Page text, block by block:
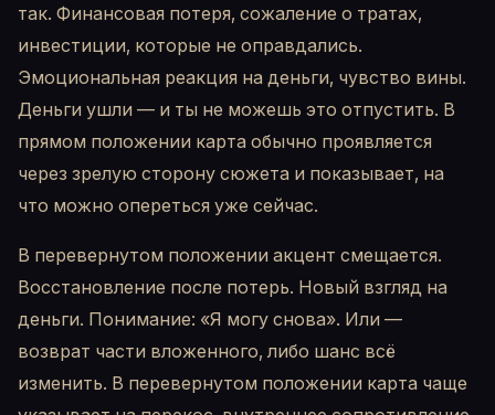
так. Финансовая потеря, сожаление о тратах,
инвестиции, которые не оправдались.
Эмоциональная реакция на деньги, чувство вины.
Деньги ушли — и ты не можешь это отпустить. В
прямом положении карта обычно проявляется
через зрелую сторону сюжета и показывает, на
что можно опереться уже сейчас.
В перевернутом положении акцент смещается.
Восстановление после потерь. Новый взгляд на
деньги. Понимание: «Я могу снова». Или —
возврат части вложенного, либо шанс всё
изменить. В перевернутом положении карта чаще